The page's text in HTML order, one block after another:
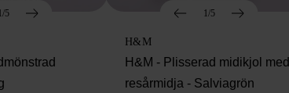
5 1/5
H&M
H&M - Plisserad midikjol med
resårmidja - Salviagrön